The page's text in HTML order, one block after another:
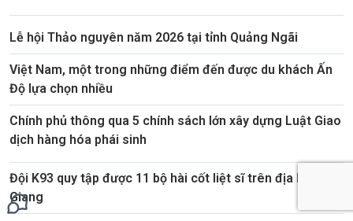
Lễ hội Thảo nguyên năm 2026 tại tỉnh Quảng Ngãi
Việt Nam, một trong những điểm đến được du khách Ấn
Độ lựa chọn nhiều
Chính phủ thông qua 5 chính sách lớn xây dựng Luật Giao
dịch hàng hóa phái sinh
Đội K93 quy tập được 11 bộ hài cốt liệt sĩ trên địa bàn An
Giang